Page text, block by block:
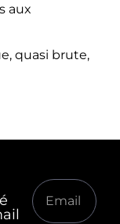
aux
quasi brute,